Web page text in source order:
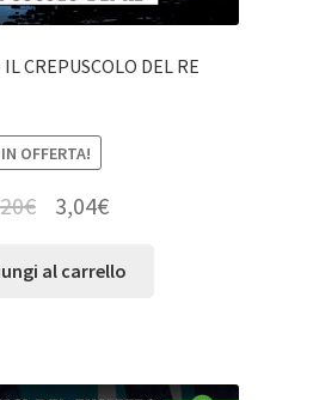
CREPUSCOLO DEL RE
IN OFFERTA!
€ 3,04€
al carrello